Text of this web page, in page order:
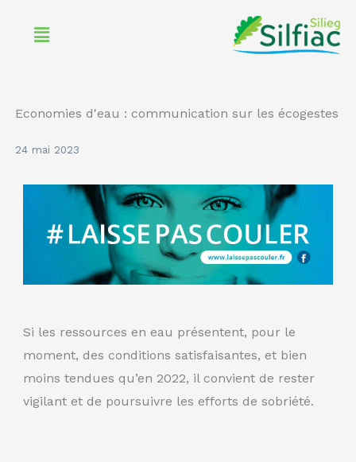
Menu
Economies d'eau : communication sur les écogestes
24 mai 2023
Si les ressources en eau présentent, pour le
moment, des conditions satisfaisantes, et bien
moins tendues qu’en 2022, il convient de rester
vigilant et de poursuivre les efforts de sobriété.